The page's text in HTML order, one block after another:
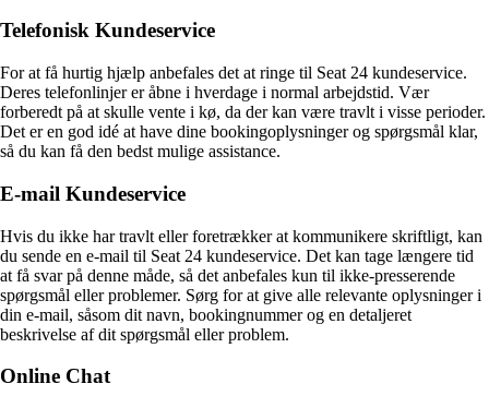
Telefonisk Kundeservice
For at få hurtig hjælp anbefales det at ringe til Seat 24 kundeservice.
Deres telefonlinjer er åbne i hverdage i normal arbejdstid. Vær
forberedt på at skulle vente i kø, da der kan være travlt i visse perioder.
Det er en god idé at have dine bookingoplysninger og spørgsmål klar,
så du kan få den bedst mulige assistance.
E-mail Kundeservice
Hvis du ikke har travlt eller foretrækker at kommunikere skriftligt, kan
du sende en e-mail til Seat 24 kundeservice. Det kan tage længere tid
at få svar på denne måde, så det anbefales kun til ikke-presserende
spørgsmål eller problemer. Sørg for at give alle relevante oplysninger i
din e-mail, såsom dit navn, bookingnummer og en detaljeret
beskrivelse af dit spørgsmål eller problem.
Online Chat